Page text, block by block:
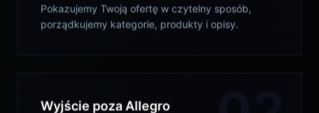
Pokazujemy Twoją ofertę w czytelny sposób,
porządkujemy kategorie, produkty i opisy.
Wyjście poza Allegro